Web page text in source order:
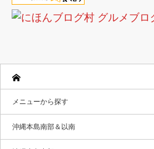
メニューから探す
沖縄本島南部＆以南